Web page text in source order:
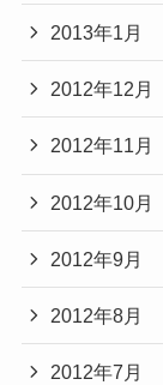
2013年1月
2012年12月
2012年11月
2012年10月
2012年9月
2012年8月
2012年7月